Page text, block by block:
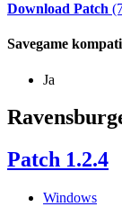
Download Patch
Savegame
Ja
Patch 1.2.4
Windows